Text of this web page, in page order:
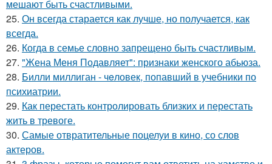
мешают быть счастливыми.
25. Он всегда старается как лучше, но получается, как
всегда.
26. Когда в семье словно запрещено быть счастливым.
27. "Жена Меня Подавляет": признаки женского абьюза.
28. Билли миллиган - чeловек, попавший в учебники по
психиатрии.
29. Как перестать контролировать близких и перестать
жить в тревоге.
30. Самые отвратительные поцелуи в кино, со слов
актеров.